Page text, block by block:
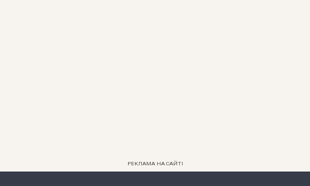
РЕКЛАМА НА САЙТІ